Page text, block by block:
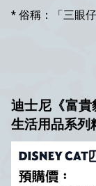
* 俗稱：「三眼仔
迪士尼《富貴
生活用品系列